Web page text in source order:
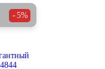
5%